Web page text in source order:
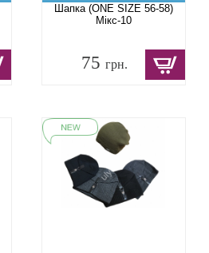
Шапка (ONE SIZE 56-58)
Мікс-10
75 грн.